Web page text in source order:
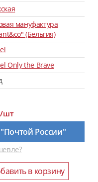
мануфактура
(Бельгия)
Only the Brave
шт
"Почтой России"
в корзину